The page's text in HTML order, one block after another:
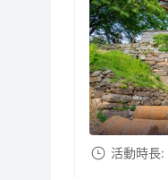
活動時長